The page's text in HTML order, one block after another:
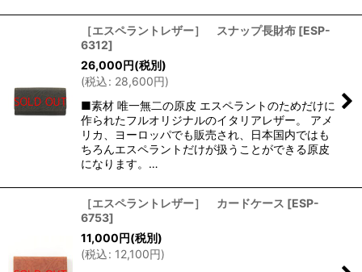
［エスペラントレザー］ スナップ長財布 [ESP-
6312]
26,000円(税別)
(税込: 28,600円)
■素材 唯一無二の原皮 エスペラントのためだけに
作られたフルオリジナルのイタリアレザー。 アメ
リカ、ヨーロッパでも販売され、日本国内ではも
ちろんエスペラントだけが扱うことができる原皮
になります。…
［エスペラントレザー］ カードケース [ESP-
6753]
11,000円(税別)
(税込: 12,100円)